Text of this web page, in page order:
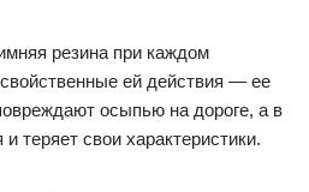
резина при каждом
ей действия — ее
осыпью на дороге, а в
теряет свои характеристики.